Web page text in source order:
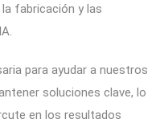
fabricación y las
para ayudar a nuestros
soluciones clave, lo
en los resultados